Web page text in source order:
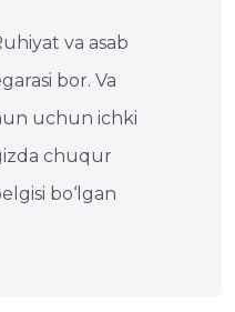
va asab
bor. Va
uchun ichki
chuqur
bo‘lgan